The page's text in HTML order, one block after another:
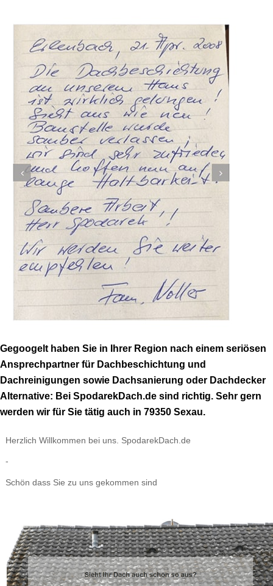
Gegoogelt haben Sie in Ihrer Region nach einem seriösen
Ansprechpartner für Dachbeschichtung und
Dachreinigungen sowie Dachsanierung oder Dachdecker
Alternative: Bei SpodarekDach.de sind richtig. Sehr gern
werden wir für Sie tätig auch in 79350 Sexau.
Herzlich Willkommen bei uns. SpodarekDach.de
-
Schön dass Sie zu uns gekommen sind